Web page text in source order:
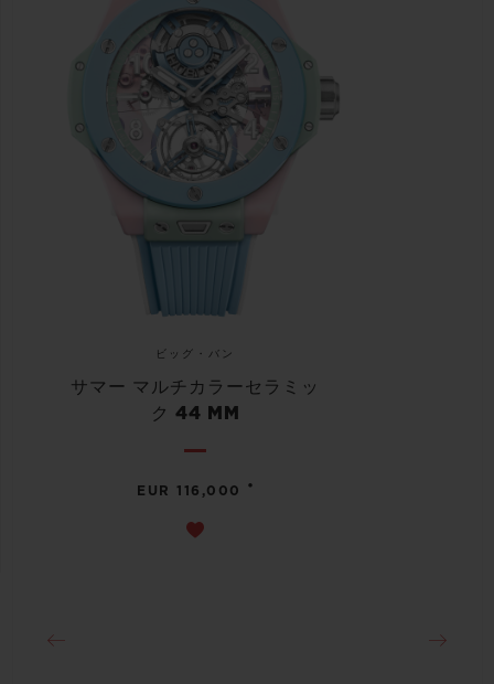
ビッグ・バン
サマー マルチカラーセラミッ
ク 44 MM
EUR 116,000 •